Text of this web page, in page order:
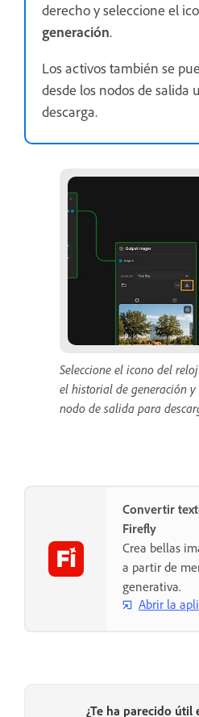
derecho y seleccione el
generación.
Los activos también se
desde los nodos de salida
descarga.
Seleccione el icono del
el historial de generación
nodo de salida para
Convertir
Firefly
Crea bellas
a partir de
generativa.
Abrir la
¿Te ha parecido útil